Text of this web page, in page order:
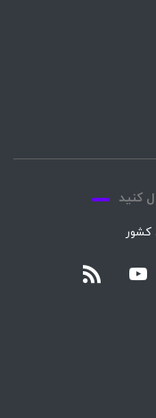
کنید
کشور